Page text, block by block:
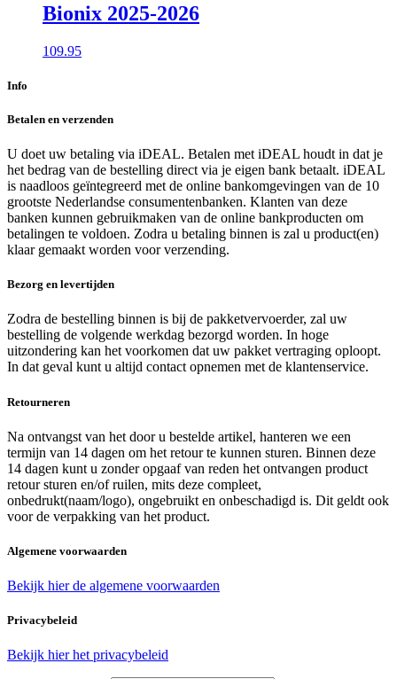
Bionix 2025-2026
109.95
Info
Betalen en verzenden
U doet uw betaling via iDEAL. Betalen met iDEAL houdt in dat je
het bedrag van de bestelling direct via je eigen bank betaalt. iDEAL
is naadloos geïntegreerd met de online bankomgevingen van de 10
grootste Nederlandse consumentenbanken. Klanten van deze
banken kunnen gebruikmaken van de online bankproducten om
betalingen te voldoen. Zodra u betaling binnen is zal u product(en)
klaar gemaakt worden voor verzending.
Bezorg en levertijden
Zodra de bestelling binnen is bij de pakketvervoerder, zal uw
bestelling de volgende werkdag bezorgd worden. In hoge
uitzondering kan het voorkomen dat uw pakket vertraging oploopt.
In dat geval kunt u altijd contact opnemen met de klantenservice.
Retourneren
Na ontvangst van het door u bestelde artikel, hanteren we een
termijn van 14 dagen om het retour te kunnen sturen. Binnen deze
14 dagen kunt u zonder opgaaf van reden het ontvangen product
retour sturen en/of ruilen, mits deze compleet,
onbedrukt(naam/logo), ongebruikt en onbeschadigd is. Dit geldt ook
voor de verpakking van het product.
Algemene voorwaarden
Bekijk hier de algemene voorwaarden
Privacybeleid
Bekijk hier het privacybeleid